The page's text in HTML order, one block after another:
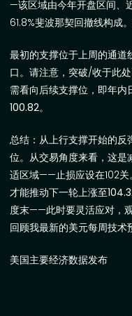
—该区域由今年开盘区间、
61.8%斐波那契回撤线构成
最初的支撑位于上周的通道
口。请注意，突破/收于此
需看向后续支撑位，即年内
100.82。
总结： 从上行支撑开始的反
位。从交易角度来看，这是
适区域——止损应设在102
才能推动下一轮上涨至
度末——此时要灵活应对，
回顾我最新的美元每周技术
美国主要经济数据发布